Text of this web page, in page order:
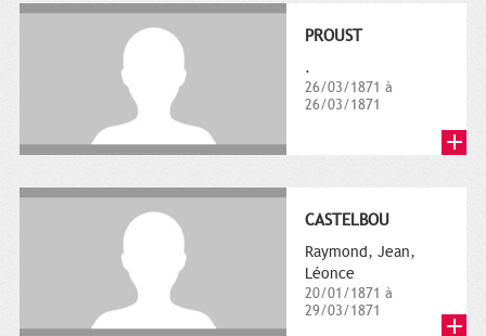
PROUST
.
26/03/1871 à
26/03/1871
CASTELBOU
Raymond, Jean,
Léonce
20/01/1871 à
29/03/1871